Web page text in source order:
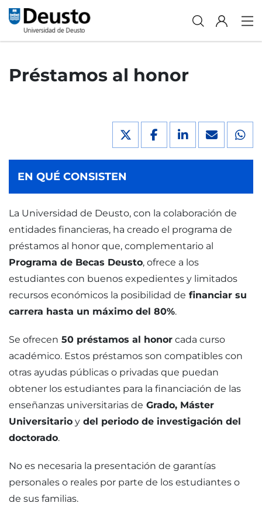
Préstamos al honor
EN QUÉ CONSISTEN
La Universidad de Deusto, con la colaboración de
entidades financieras, ha creado el programa de
préstamos al honor que, complementario al
Programa de Becas Deusto, ofrece a los
estudiantes con buenos expedientes y limitados
recursos económicos la posibilidad de financiar su
carrera hasta un máximo del 80%.
Se ofrecen 50 préstamos al honor cada curso
académico. Estos préstamos son compatibles con
otras ayudas públicas o privadas que puedan
obtener los estudiantes para la financiación de las
enseñanzas universitarias de Grado, Máster
Universitario y del periodo de investigación del
doctorado.
No es necesaria la presentación de garantías
personales o reales por parte de los estudiantes o
de sus familias.